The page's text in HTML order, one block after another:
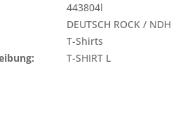
443804l
DEUTSCH ROCK / NDH
T-Shirts
T-SHIRT L